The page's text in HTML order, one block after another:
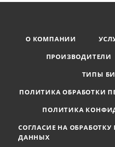
О КОМПАНИИ
ПРОИЗВОДИТЕЛИ
ТИПЫ
ПОЛИТИКА ОБРАБОТКИ
ПОЛИТИКА
СОГЛАСИЕ НА
ДАННЫХ